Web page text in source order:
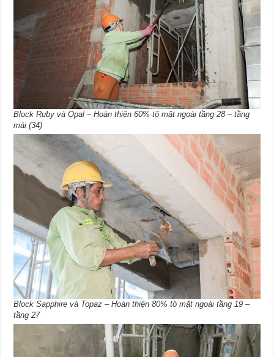
Block Ruby và Opal – Hoàn thiện 60% tô mặt ngoài tầng 28 – tầng
mái (34)
Block Sapphire và Topaz – Hoàn thiện 80% tô mặt ngoài tầng 19 –
tầng 27